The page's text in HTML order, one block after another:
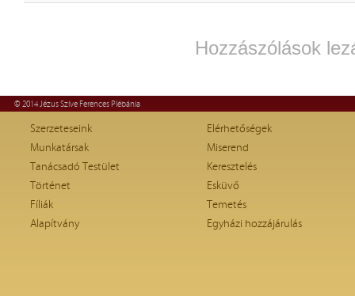
Hozzászólások
© 2014 Jézus Szíve Ferences Plébánia
Szerzeteseink
Munkatársak
Tanácsadó Testület
Történet
Fíliák
Alapítvány
Elérhetőségek
Miserend
Keresztelés
Esküvő
Temetés
Egyházi hozzájárulás